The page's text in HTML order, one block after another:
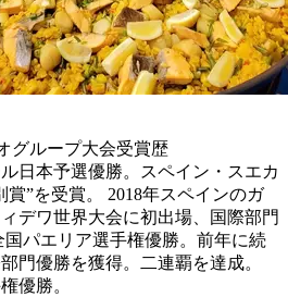
グループ大会受賞歴
日本予選優勝。スペイン・スエカ
賞”を受賞。 2018年スペインのガ
デワ世界大会に初出場、国際部門
国パエリア選手権優勝。前年に続
門優勝を獲得。二連覇を達成。
優勝。